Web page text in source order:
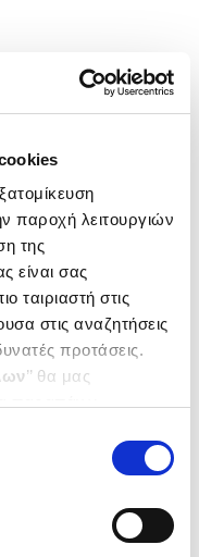
παροχή λειτουργιών
της
είναι σας
ταιριαστή στις
στις αναζητήσεις
προτάσεις.
’’ θα μας
τα παρακάτω με την
σχετικά με